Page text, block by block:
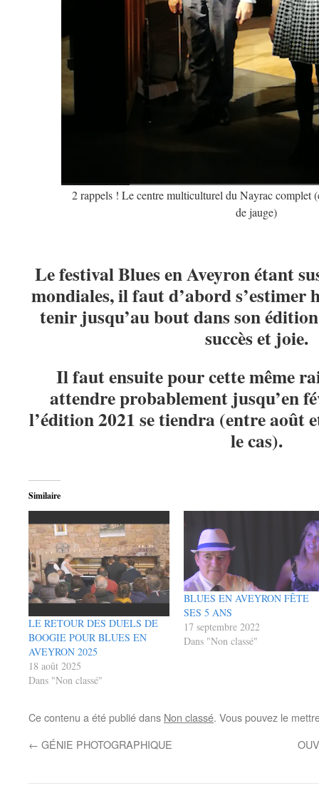
2 rappels ! Le centre multiculturel du Nayrac complet
de jauge)
Le festival Blues en Aveyron étant
mondiales, il faut d’abord s’estimer
tenir jusqu’au bout dans son
succès et joie.
Il faut ensuite pour cette même
attendre probablement jusqu’en
l’édition 2021 se tiendra (entre août
le cas).
Similaire
LE RETOUR DES DUELS DE
BOOGIE POUR BLUES EN
AVEYRON 2025
18 août 2025
Dans "Non classé"
BLUES EN AVEYRON FÊTE
SES 5 ANS
17 septembre 2022
Dans "Non classé"
Ce contenu a été publié dans Non classé. Vous pouvez le
← GÉNIE PHOTOGRAPHIQUE